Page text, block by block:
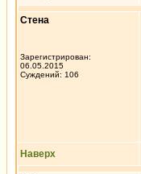
Стена
Зарегистрирован:
06.05.2015
Суждений: 106
Наверх